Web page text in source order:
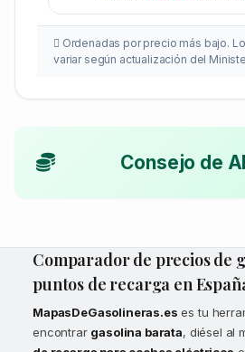
Ordenadas por precio más bajo.
variar según actualización del
Consejo de
Comparador de precios de
puntos de recarga en
MapasDeGasolineras.es es tu
encontrar gasolina barata, diésel al